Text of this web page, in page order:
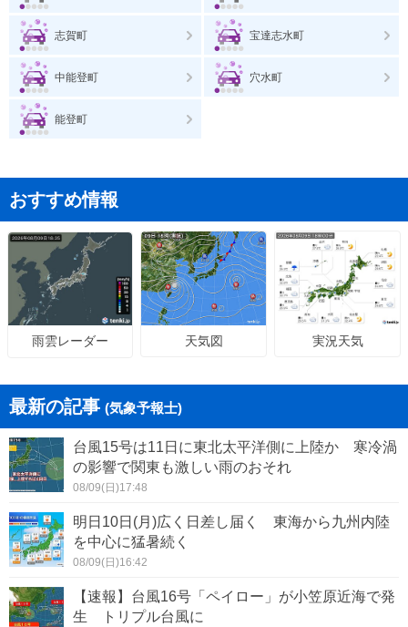
志賀町 宝達志水町
中能登町 穴水町
能登町
おすすめ情報
雨雲レーダー 天気図 実況天気
最新の記事 (気象予報士)
台風15号は11日に東北太平洋側に上陸か 寒冷渦
の影響で関東も激しい雨のおそれ
08/09(日)17:48
明日10日(月)広く日差し届く 東海から九州内陸
を中心に猛暑続く
08/09(日)16:42
【速報】台風16号「ペイロー」が小笠原近海で発
生 トリプル台風に